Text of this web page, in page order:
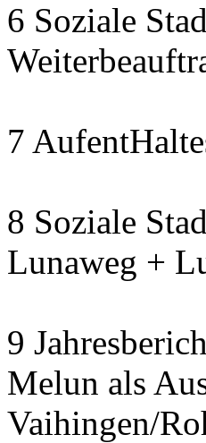
6 Soziale
7
8 Soziale
Lunaweg +
9
Melun als
Vaihingen/